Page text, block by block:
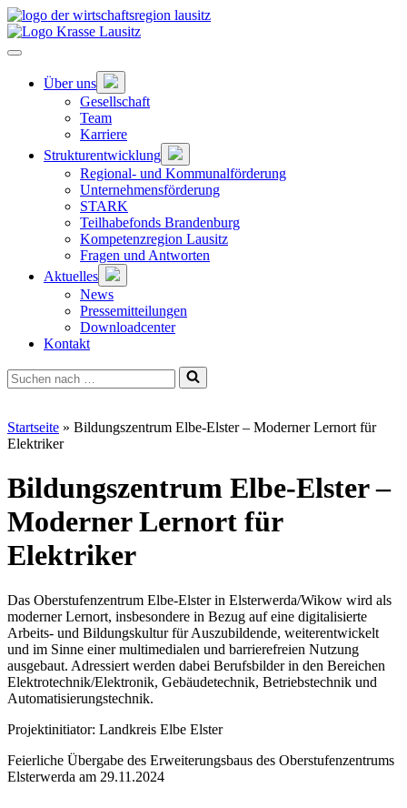
Zum
Hauptinhalt
springen
Hauptnavigation
Über uns
Untermenü
öffnen
Gesellschaft
Team
Karriere
Strukturentwicklung
Untermenü
öffnen
Regional- und Kommunalförderung
Unternehmensförderung
STARK
Teilhabefonds Brandenburg
Kompetenzregion Lausitz
Fragen und Antworten
Aktuelles
Untermenü
öffnen
News
Pressemitteilungen
Downloadcenter
Kontakt
Suchen
nach …
Startseite » Bildungszentrum Elbe-Elster – Moderner Lernort für
Elektriker
Bildungszentrum Elbe-Elster –
Moderner Lernort für
Elektriker
Das Oberstufenzentrum Elbe-Elster in Elsterwerda/Wikow wird als
moderner Lernort, insbesondere in Bezug auf eine digitalisierte
Arbeits- und Bildungskultur für Auszubildende, weiterentwickelt
und im Sinne einer multimedialen und barrierefreien Nutzung
ausgebaut. Adressiert werden dabei Berufsbilder in den Bereichen
Elektrotechnik/Elektronik, Gebäudetechnik, Betriebstechnik und
Automatisierungstechnik.
Projektinitiator: Landkreis Elbe Elster
Feierliche Übergabe des Erweiterungsbaus des Oberstufenzentrums
Elsterwerda am 29.11.2024